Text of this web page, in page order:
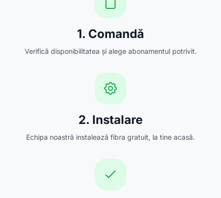
1. Comandă
Verifică disponibilitatea și alege abonamentul potrivit.
2. Instalare
Echipa noastră instalează fibra gratuit, la tine acasă.